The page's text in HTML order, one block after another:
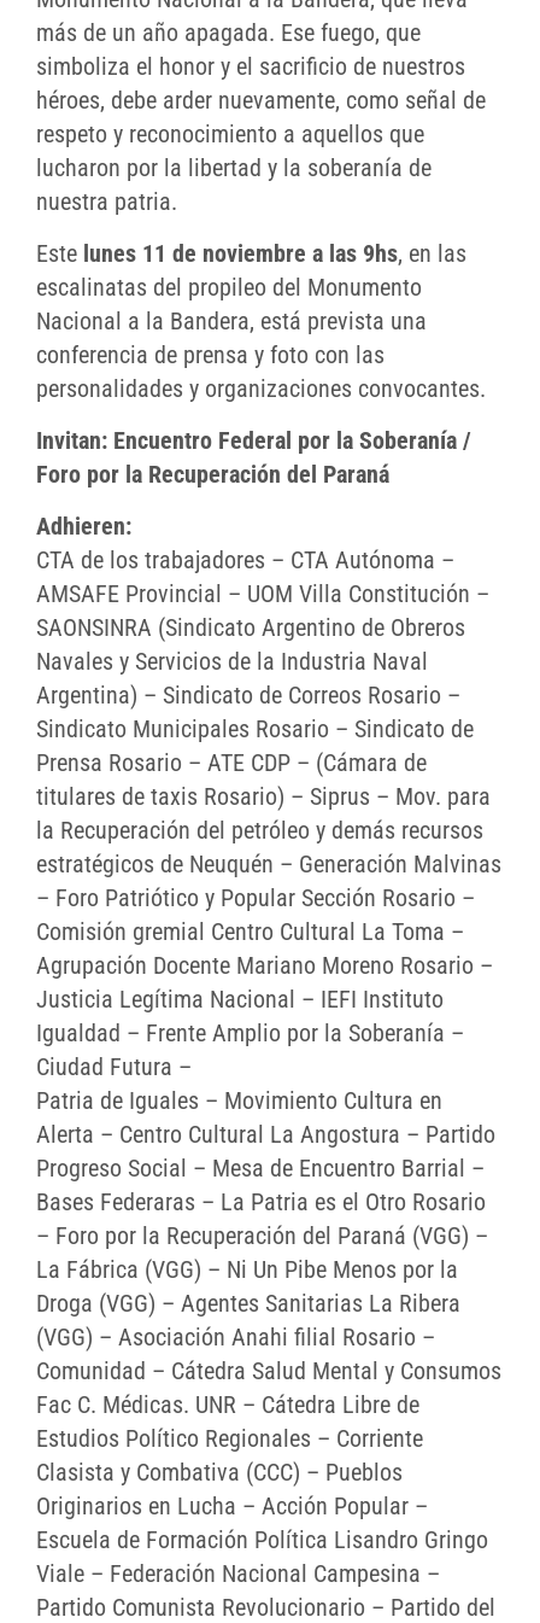
más de un año apagada. Ese fuego, que
simboliza el honor y el sacrificio de nuestros
héroes, debe arder nuevamente, como señal de
respeto y reconocimiento a aquellos que
lucharon por la libertad y la soberanía de
nuestra patria.
Este lunes 11 de noviembre a las 9hs, en las
escalinatas del propileo del Monumento
Nacional a la Bandera, está prevista una
conferencia de prensa y foto con las
personalidades y organizaciones convocantes.
Invitan: Encuentro Federal por la Soberanía /
Foro por la Recuperación del Paraná
Adhieren:
CTA de los trabajadores – CTA Autónoma –
AMSAFE Provincial – UOM Villa Constitución –
SAONSINRA (Sindicato Argentino de Obreros
Navales y Servicios de la Industria Naval
Argentina) – Sindicato de Correos Rosario –
Sindicato Municipales Rosario – Sindicato de
Prensa Rosario – ATE CDP – (Cámara de
titulares de taxis Rosario) – Siprus – Mov. para
la Recuperación del petróleo y demás recursos
estratégicos de Neuquén – Generación Malvinas
– Foro Patriótico y Popular Sección Rosario –
Comisión gremial Centro Cultural La Toma –
Agrupación Docente Mariano Moreno Rosario –
Justicia Legítima Nacional – IEFI Instituto
Igualdad – Frente Amplio por la Soberanía –
Ciudad Futura –
Patria de Iguales – Movimiento Cultura en
Alerta – Centro Cultural La Angostura – Partido
Progreso Social – Mesa de Encuentro Barrial –
Bases Federaras – La Patria es el Otro Rosario
– Foro por la Recuperación del Paraná (VGG) –
La Fábrica (VGG) – Ni Un Pibe Menos por la
Droga (VGG) – Agentes Sanitarias La Ribera
(VGG) – Asociación Anahi filial Rosario –
Comunidad – Cátedra Salud Mental y Consumos
Fac C. Médicas. UNR – Cátedra Libre de
Estudios Político Regionales – Corriente
Clasista y Combativa (CCC) – Pueblos
Originarios en Lucha – Acción Popular –
Escuela de Formación Política Lisandro Gringo
Viale – Federación Nacional Campesina –
Partido Comunista Revolucionario – Partido del